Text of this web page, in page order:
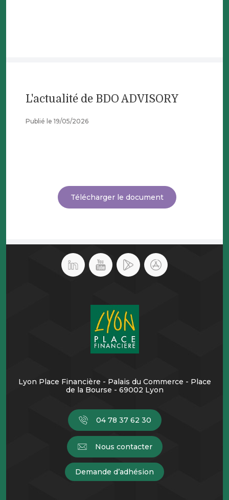
L'actualité de BDO ADVISORY
Publié le 19/05/2026
Télécharger le document
Lyon Place Financière - Palais du Commerce - Place
de la Bourse - 69002 Lyon
04 78 37 62 30
Nous contacter
Demande d’adhésion